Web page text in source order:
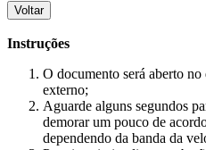
Voltar
Instruções
O documento será aberto
externo;
Aguarde alguns segundos
demorar um pouco de
dependendo da banda da